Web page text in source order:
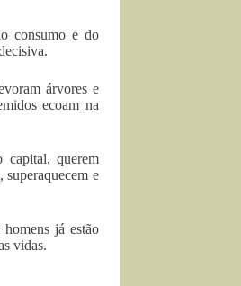
consumo e do
árvores e
ecoam na
capital, querem
e
já estão
vidas.